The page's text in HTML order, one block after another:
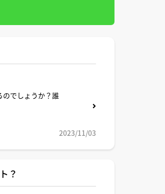
のでしょうか？誰
2023/11/03
？